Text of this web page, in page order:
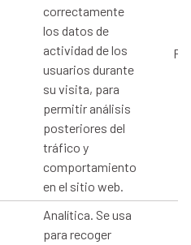
correctamente
los datos de
actividad de los
usuarios durante
su visita, para
permitir análisis
posteriores del
tráfico y
comportamiento
en el sitio web.
Analítica. Se usa
para recoger